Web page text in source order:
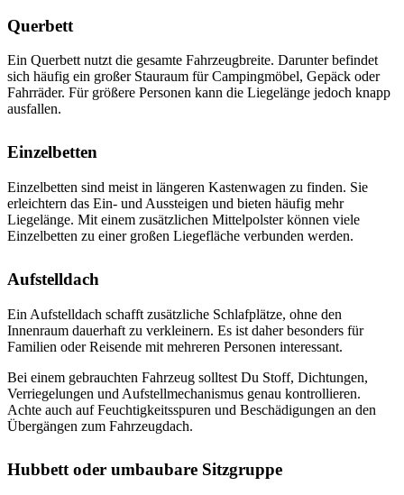
Querbett
Ein Querbett nutzt die gesamte Fahrzeugbreite. Darunter befindet
sich häufig ein großer Stauraum für Campingmöbel, Gepäck oder
Fahrräder. Für größere Personen kann die Liegelänge jedoch knapp
ausfallen.
Einzelbetten
Einzelbetten sind meist in längeren Kastenwagen zu finden. Sie
erleichtern das Ein- und Aussteigen und bieten häufig mehr
Liegelänge. Mit einem zusätzlichen Mittelpolster können viele
Einzelbetten zu einer großen Liegefläche verbunden werden.
Aufstelldach
Ein Aufstelldach schafft zusätzliche Schlafplätze, ohne den
Innenraum dauerhaft zu verkleinern. Es ist daher besonders für
Familien oder Reisende mit mehreren Personen interessant.
Bei einem gebrauchten Fahrzeug solltest Du Stoff, Dichtungen,
Verriegelungen und Aufstellmechanismus genau kontrollieren.
Achte auch auf Feuchtigkeitsspuren und Beschädigungen an den
Übergängen zum Fahrzeugdach.
Hubbett oder umbaubare Sitzgruppe